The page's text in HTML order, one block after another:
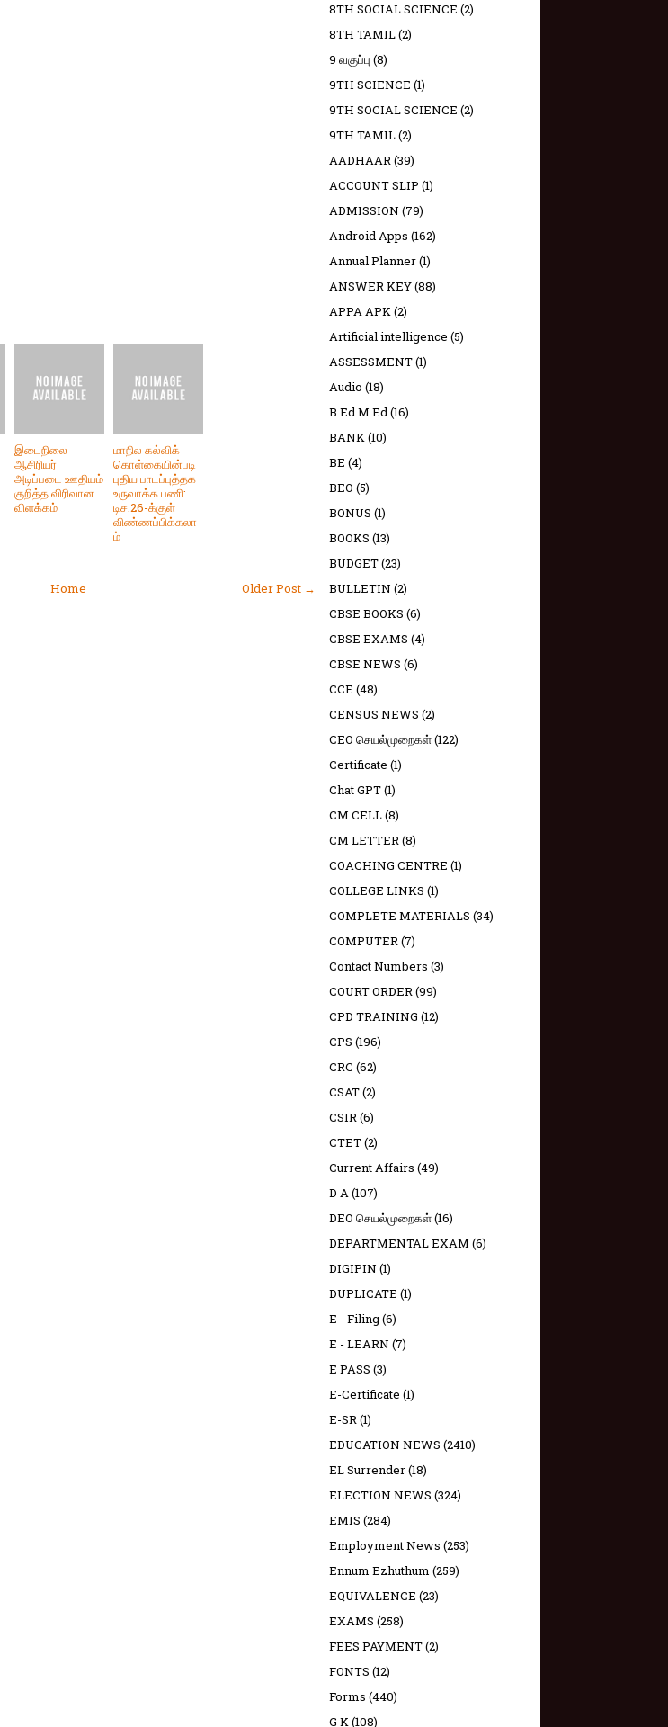
இடைநிலை
ஆசிரியர்
அடிப்படை ஊதியம்
குறித்த விரிவான
விளக்கம்
மாநில கல்விக்
கொள்கையின்படி
புதிய பாடப்புத்தக
உருவாக்க பணி:
டிச.26-க்குள்
விண்ணப்பிக்கலா
ம்
Older Post →
Home
8TH SOCIAL SCIENCE (2)
8TH TAMIL(2)
9 வகுப்பு (8)
9TH SCIENCE (1)
9TH SOCIAL SCIENCE (2)
9TH TAMIL(2)
AADHAAR(39)
ACCOUNT SLIP (1)
ADMISSION (79)
Android Apps (162)
Annual Planner(1)
ANSWER KEY(88)
APPA APK(2)
Artificial intelligence (5)
ASSESSMENT(1)
Audio (18)
B.Ed M.Ed(16)
BANK(10)
BE (4)
BEO (5)
BONUS (1)
BOOKS (13)
BUDGET(23)
BULLETIN (2)
CBSE BOOKS (6)
CBSE EXAMS (4)
CBSE NEWS (6)
CCE (48)
CENSUS NEWS (2)
CEO செயல்முறைகள்(122)
Certificate (1)
Chat GPT(1)
CM CELL(8)
CM LETTER(8)
COACHING CENTRE (1)
COLLEGE LINKS (1)
COMPLETE MATERIALS (34)
COMPUTER(7)
Contact Numbers (3)
COURT ORDER(99)
CPD TRAINING (12)
CPS (196)
CRC (62)
CSAT(2)
CSIR(6)
CTET(2)
Current Affairs (49)
D A(107)
DEO செயல்முறைகள்(16)
DEPARTMENTAL EXAM (6)
DIGIPIN (1)
DUPLICATE (1)
E - Filing(6)
E - LEARN (7)
E PASS (3)
E-Certificate (1)
E-SR(1)
EDUCATION NEWS (2410)
EL Surrender(18)
ELECTION NEWS (324)
EMIS (284)
Employment News (253)
Ennum Ezhuthum (259)
EQUIVALENCE (23)
EXAMS (258)
FEES PAYMENT(2)
FONTS (12)
Forms (440)
G K(108)